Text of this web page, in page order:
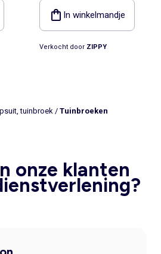
In winkelmandje
Verkocht door ZIPPY
tuinbroek / Tuinbroeken
onze klanten